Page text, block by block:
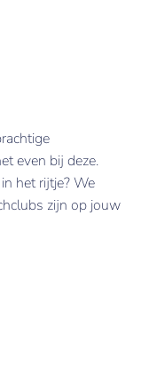
even bij deze.
het rijtje? We
zijn op jouw